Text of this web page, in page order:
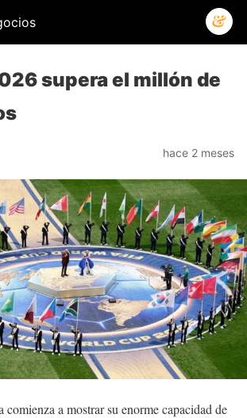
supera el millón de
hace 2 meses
a mostrar su enorme capacidad de